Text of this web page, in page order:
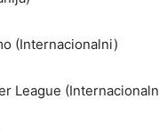
(Internacionalni)
League